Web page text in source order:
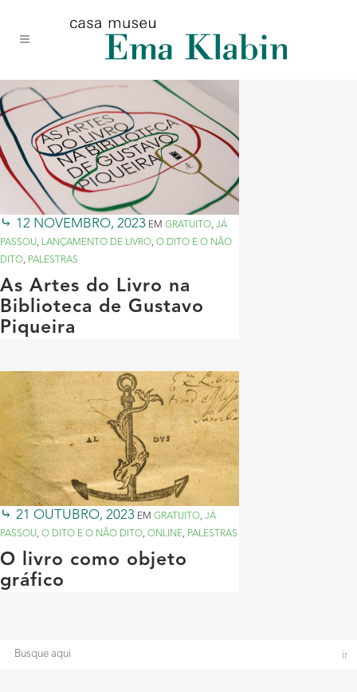
conteúdo
navegação
site
12 NOVEMBRO, 2023 EM GRATUITO, JÁ
PASSOU, LANÇAMENTO DE LIVRO, O DITO E O NÃO
DITO, PALESTRAS
As Artes do Livro na
Biblioteca de Gustavo
Piqueira
21 OUTUBRO, 2023 EM GRATUITO, JÁ
PASSOU, O DITO E O NÃO DITO, ONLINE, PALESTRAS
O livro como objeto
gráfico